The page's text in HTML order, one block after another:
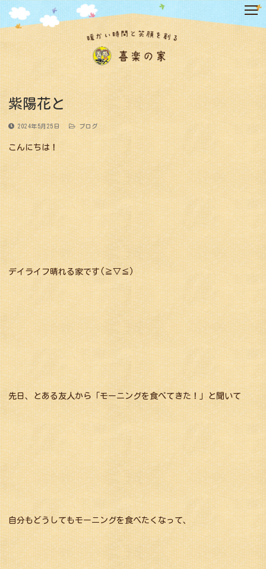
テ
ン
ツ
ス
キ
ッ
プ
紫陽花と
2024年5月25日 ブログ
こんにちは！
デイライフ晴れる家です(≧▽≦)
先日、とある友人から「モーニングを食べてきた！」と聞いて
自分もどうしてもモーニングを食べたくなって、